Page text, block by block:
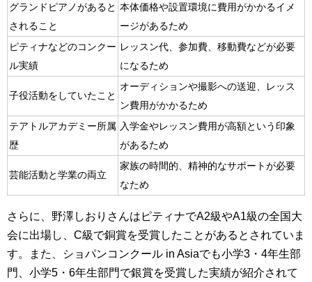
グランドピアノがあると
されること
本体価格や設置環境に費用がかかるイメ
ージがあるため
ピティナなどのコンクー
ル実績
レッスン代、参加費、移動費などが必要
になるため
子役活動をしていたこと
オーディションや撮影への送迎、レッス
ン費用がかかるため
テアトルアカデミー所属
歴
入学金やレッスン費用が高額という印象
があるため
芸能活動と学業の両立
家族の時間的、精神的なサポートが必要
なため
さらに、野澤しおりさんはピティナでA2級やA1級の全国大
会に出場し、C級で銅賞を受賞したことがあるとされていま
す。また、ショパンコンクール in Asiaでも小学3・4年生部
門、小学5・6年生部門で銀賞を受賞した実績が紹介されて